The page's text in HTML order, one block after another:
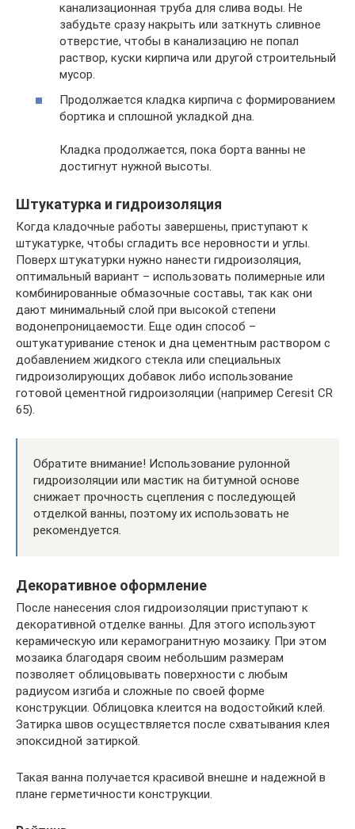
канализационная труба для слива воды. Не
забудьте сразу накрыть или заткнуть сливное
отверстие, чтобы в канализацию не попал
раствор, куски кирпича или другой строительный
мусор.
Продолжается кладка кирпича с формированием
бортика и сплошной укладкой дна.
Кладка продолжается, пока борта ванны не
достигнут нужной высоты.
Штукатурка и гидроизоляция
Когда кладочные работы завершены, приступают к
штукатурке, чтобы сгладить все неровности и углы.
Поверх штукатурки нужно нанести гидроизоляция,
оптимальный вариант – использовать полимерные или
комбинированные обмазочные составы, так как они
дают минимальный слой при высокой степени
водонепроницаемости. Еще один способ –
оштукатуривание стенок и дна цементным раствором с
добавлением жидкого стекла или специальных
гидроизолирующих добавок либо использование
готовой цементной гидроизоляции (например Ceresit CR
65).
Обратите внимание! Использование рулонной
гидроизоляции или мастик на битумной основе
снижает прочность сцепления с последующей
отделкой ванны, поэтому их использовать не
рекомендуется.
Декоративное оформление
После нанесения слоя гидроизоляции приступают к
декоративной отделке ванны. Для этого используют
керамическую или керамогранитную мозаику. При этом
мозаика благодаря своим небольшим размерам
позволяет облицовывать поверхности с любым
радиусом изгиба и сложные по своей форме
конструкции. Облицовка клеится на водостойкий клей.
Затирка швов осуществляется после схватывания клея
эпоксидной затиркой.
Такая ванна получается красивой внешне и надежной в
плане герметичности конструкции.